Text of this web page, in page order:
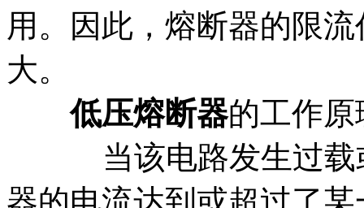
用。因此，熔断器的限
大。
低压熔断器的工作原
当该电路发生过载或
器的电流达到或超过了